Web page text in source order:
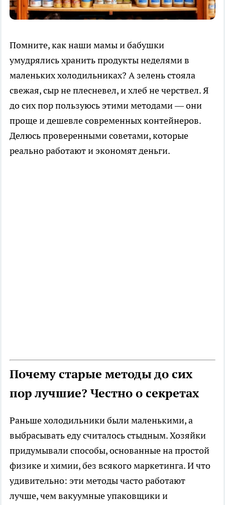
Помните, как наши мамы и бабушки
умудрялись хранить продукты неделями в
маленьких холодильниках? А зелень стояла
свежая, сыр не плесневел, и хлеб не черствел. Я
до сих пор пользуюсь этими методами — они
проще и дешевле современных контейнеров.
Делюсь проверенными советами, которые
реально работают и экономят деньги.
Почему старые методы до сих
пор лучшие? Честно о секретах
Раньше холодильники были маленькими, а
выбрасывать еду считалось стыдным. Хозяйки
придумывали способы, основанные на простой
физике и химии, без всякого маркетинга. И что
удивительно: эти методы часто работают
лучше, чем вакуумные упаковщики и